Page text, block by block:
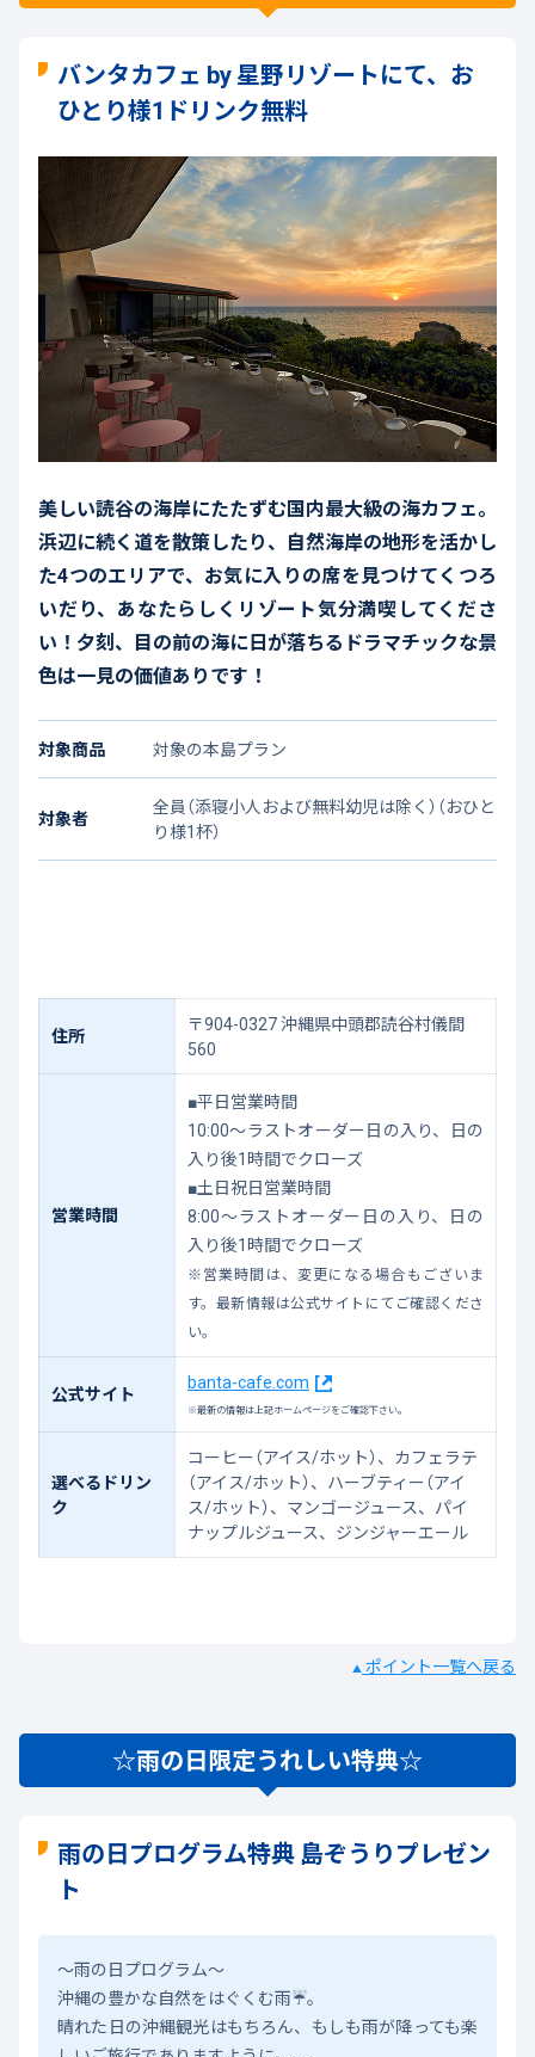
バンタカフェ by 星野リゾートにて、お
ひとり様1ドリンク無料
美しい読谷の海岸にたたずむ国内最大級の海カフェ。
浜辺に続く道を散策したり、自然海岸の地形を活かし
た4つのエリアで、お気に入りの席を見つけてくつろ
いだり、あなたらしくリゾート気分満喫してくださ
い！夕刻、目の前の海に日が落ちるドラマチックな景
色は一見の価値ありです！
対象商品 対象の本島プラン
対象者
全員（添寝小人および無料幼児は除く）（おひと
り様1杯）
住所
〒904-0327 沖縄県中頭郡読谷村儀間
560
営業時間
■平日営業時間
10:00～ラストオーダー日の入り、日の
入り後1時間でクローズ
■土日祝日営業時間
8:00～ラストオーダー日の入り、日の
入り後1時間でクローズ
※営業時間は、変更になる場合もございま
す。最新情報は公式サイトにてご確認くださ
い。
公式サイト banta-cafe.com
※最新の情報は上記ホームページをご確認下さい。
選べるドリン
ク
コーヒー（アイス/ホット）、カフェラテ
（アイス/ホット）、ハーブティー（アイ
ス/ホット）、マンゴージュース、パイ
ナップルジュース、ジンジャーエール
▲ ポイント一覧へ戻る
☆雨の日限定うれしい特典☆
雨の日プログラム特典 島ぞうりプレゼン
ト
～雨の日プログラム～
沖縄の豊かな自然をはぐくむ雨☔。
晴れた日の沖縄観光はもちろん、もしも雨が降っても楽